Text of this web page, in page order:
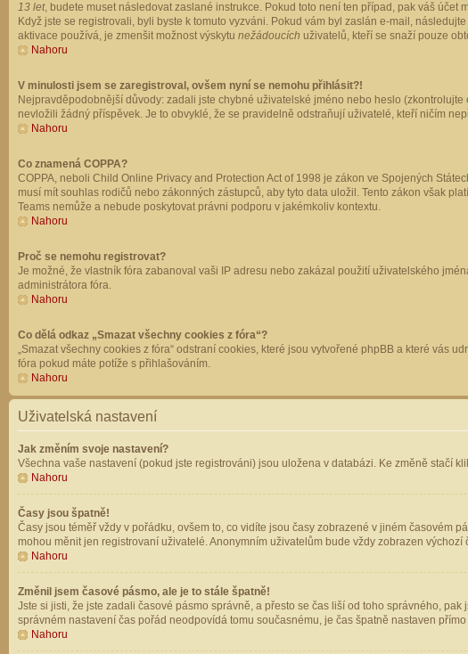
13 let, budete muset následovat zaslané instrukce. Pokud toto není ten případ, pak váš
Když jste se registrovali, byli byste k tomuto vyzváni. Pokud vám byl zaslán e-mail,
aktivace používá, je zmenšit možnost výskytu nežádoucích uživatelů, kteří se snaží pouze
Nahoru
V minulosti jsem se zaregistroval, ovšem nyní se nemohu přihlásit?!
Nejpravděpodobnější důvody: zadali jste chybné uživatelské jméno nebo heslo
nevložili žádný příspěvek. Je to obvyklé, že se pravidelně odstraňují uživatelé, kteří ničím
Nahoru
Co znamená COPPA?
COPPA, neboli Child Online Privacy and Protection Act of 1998 je zákon ve Spojených
musí mít souhlas rodičů nebo zákonných zástupců, aby tyto data uložil. Tento zákon však
Teams nemůže a nebude poskytovat právni podporu v jakémkoliv kontextu.
Nahoru
Proč se nemohu registrovat?
Je možné, že vlastník fóra zabanoval vaši IP adresu nebo zakázal použití uživatelského
administrátora fóra.
Nahoru
Co dělá odkaz „Smazat všechny cookies z fóra“?
„Smazat všechny cookies z fóra“ odstraní cookies, které jsou vytvořené phpBB a které vás
fóra pokud máte potíže s přihlašováním.
Nahoru
Uživatelská nastavení
Jak změním svoje nastavení?
Všechna vaše nastavení (pokud jste registrováni) jsou uložena v databázi. Ke změně stačí
Nahoru
Časy jsou špatně!
Časy jsou téměř vždy v pořádku, ovšem to, co vidíte jsou časy zobrazené v jiném časovém
mohou měnit jen registrovaní uživatelé. Anonymním uživatelům bude vždy zobrazen výchozí
Nahoru
Změnil jsem časové pásmo, ale je to stále špatně!
Jste si jisti, že jste zadali časové pásmo správně, a přesto se čas liší od toho správného,
správném nastavení čas pořád neodpovídá tomu současnému, je čas špatně nastaven
Nahoru